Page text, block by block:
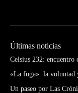
Últimas noticias
Celsius 232:
«La fuga»: la voluntad
Un paseo por Las